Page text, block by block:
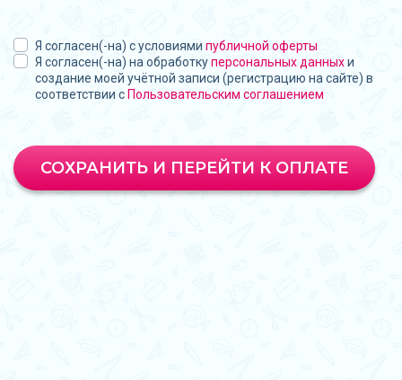
Я согласен(-на) с условиями публичной оферты
Я согласен(-на) на обработкуперсональных данныхи
создание моей учётной записи (регистрацию на сайте) в
соответствии с Пользовательским соглашением
СОХРАНИТЬ И ПЕРЕЙТИ К ОПЛАТЕ